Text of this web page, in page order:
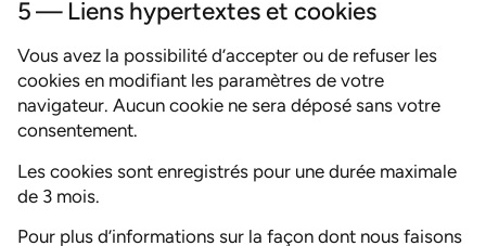
5 — Liens hypertextes et cookies
Vous avez la possibilité d’accepter ou de refuser les
cookies en modifiant les paramètres de votre
navigateur. Aucun cookie ne sera déposé sans votre
consentement.
Les cookies sont enregistrés pour une durée maximale
de 3 mois.
Pour plus d’informations sur la façon dont nous faisons